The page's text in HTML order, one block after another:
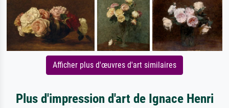
Afficher plus d'œuvres d'art similaires
Plus d'impression d'art de Ignace Henri